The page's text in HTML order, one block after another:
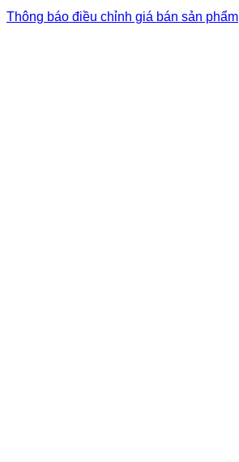
Thông báo điều chỉnh giá bán sản phẩm